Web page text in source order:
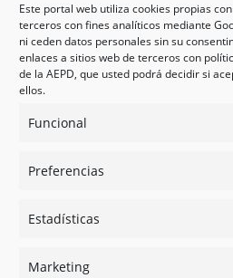
Este portal web utiliza cookies propias
terceros con fines analíticos mediante
ni ceden datos personales sin su
enlaces a sitios web de terceros con
de la AEPD, que usted podrá decidir si
ellos.
Funcional
Preferencias
Estadísticas
Marketing
Mapa del sitio
Mi cuenta
Tienda
Psicología en Murcia
Guías
Redes sociales
Instagram
Linked in